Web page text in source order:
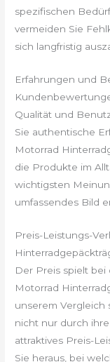
spezifischen
vermeiden Sie
sich langfristig
Erfahrungen und
Qualität und
Sie authentische
Motorrad
die Produkte im
wichtigsten
umfassendes Bild
Preis-Leistungs-
Der Preis spielt
Motorrad
unserem Vergleich
nicht nur durch
attraktives Preis-
Sie heraus, bei